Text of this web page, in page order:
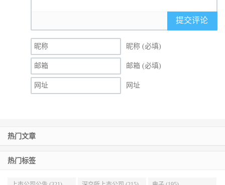
提交评论
昵称 (必填)
邮箱 (必填)
网址
热门文章
热门标签